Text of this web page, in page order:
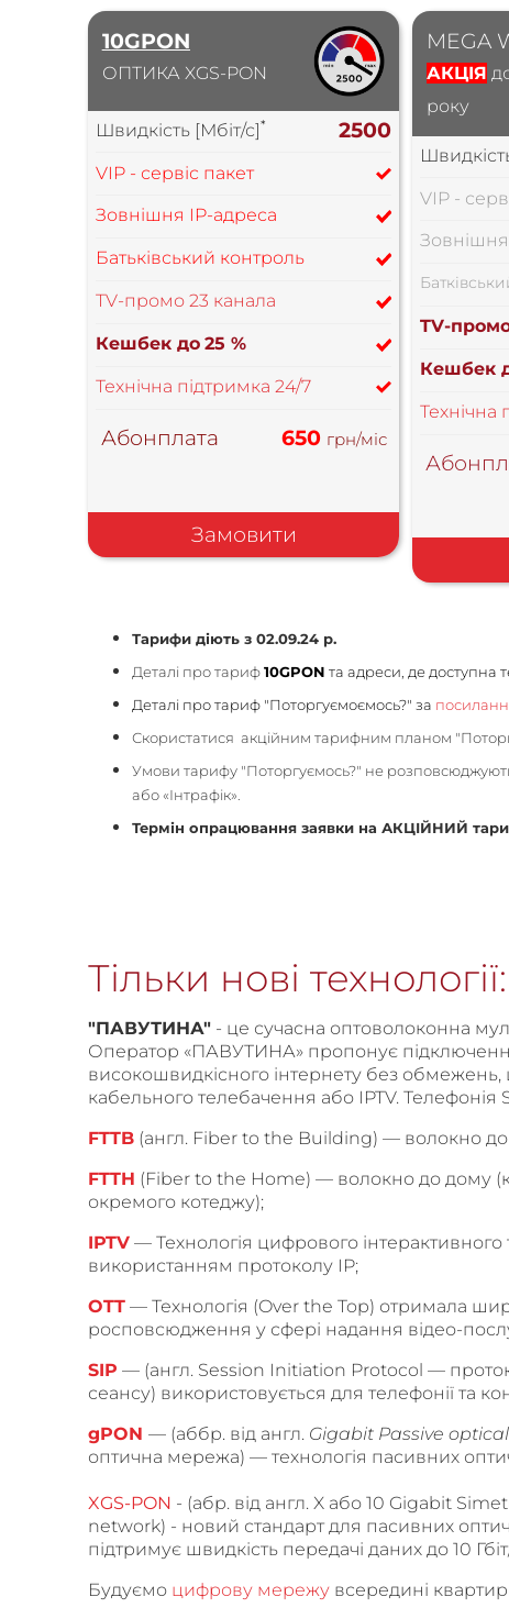
10GPON
ОПТИКА XGS-PON
Швидкість [Мбіт/с]* 2500
VIP - сервіс пакет
Зовнішня IP-адреса
Батьківський контроль
TV-промо 23 канала
Кешбек до 25 %
Технічна підтримка 24/7
Абонплата 650 грн/міс
Замовити
MEGA
АКЦІЯ
року
VIP -
TV-
Кешбек
Технічна
Тарифи діють з 02.09.24 р.
Деталі про тариф10GPON та адреси, де доступна
Деталі про тариф "Поторгуємоємось?" за
Скористатися акційним тарифним планом
Умови тарифу "Поторгуємось?" не
або «Інтрафік».
Термін опрацювання заявки на АКЦІЙНИЙ
Тільки нові технології:
"ПАВУТИНА" - це сучасна оптоволоконна
Оператор «ПАВУТИНА» пропонує
високошвидкісного інтернету без
кабельного телебачення або IPTV. Телефонія
FTTB (англ. Fiber to the Building) — волокно до
FTTH (Fiber to the Home) — волокно до дому
окремого котеджу);
IPTV — Технологія цифрового
використанням протоколу IP;
OTT — Технологія (Over the Top) отримала
росповсюдження у сфері надання відео-
SIP — (англ. Session Initiation Protocol —
сеансу) використовується для телефонії та
gPON — (аббр. від англ. Gigabit Passive
оптична мережа) — технологія пасивних
XGS-PON - (абр. від англ. X або 10 Gigabit
network) - новий стандарт для пасивних
підтримує швидкість передачі даних до 10
Будуємо цифрову мережу всередині